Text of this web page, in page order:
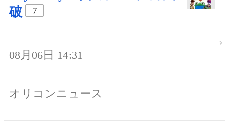
破
7
08月06日 14:31
オリコンニュース